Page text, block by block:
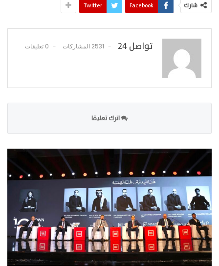
شارك Facebook
Twitter
تواصل 24 2531 المشاركات 0 تعليقات
اترك تعليقا